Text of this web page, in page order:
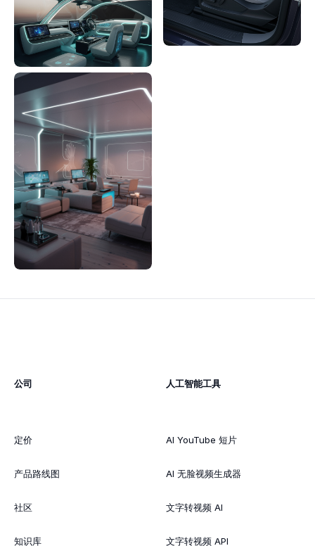
公司
定价
产品路线图
社区
知识库
人工智能工具
AI YouTube 短片
AI 无脸视频生成器
文字转视频 AI
文字转视频 API